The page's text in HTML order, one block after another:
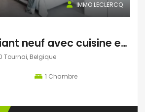
IMMO LECLERCQ
Studio étudiant neuf avec cuisine et salle de bains privatives
Tournai, Belgique
1 Chambre